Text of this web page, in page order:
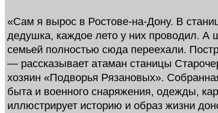
«Сам я вырос в Ростове-на-Дону. В
дедушка, каждое лето у них проводил. А
семьей полностью сюда переехали.
— рассказывает атаман станицы
хозяин «Подворья Рязановых».
быта и военного снаряжения, одежды,
иллюстрирует историю и образ жизни